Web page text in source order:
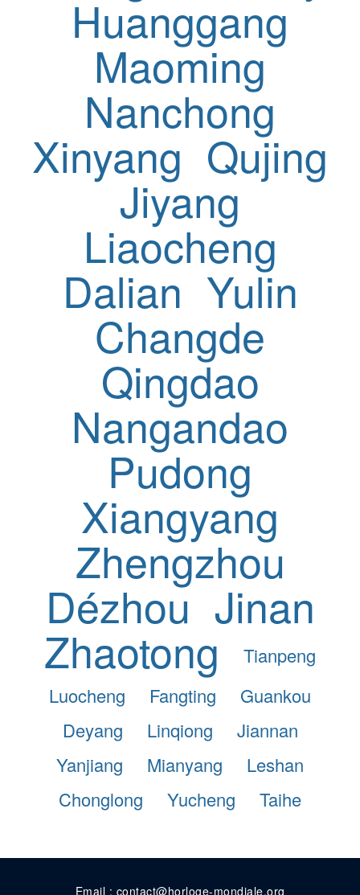
Huanggang
Maoming
Nanchong
Xinyang Qujing
Jiyang
Liaocheng
Dalian Yulin
Changde
Qingdao
Nangandao
Pudong
Xiangyang
Zhengzhou
Dézhou Jinan
Zhaotong
Tianpeng
Luocheng
Fangting
Guankou
Deyang
Linqiong
Jiannan
Yanjiang
Mianyang
Leshan
Chonglong
Yucheng Taihe
Email : contact@horloge-mondiale.org